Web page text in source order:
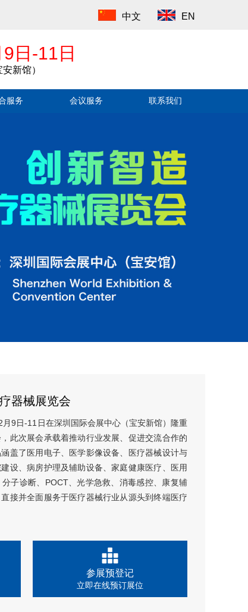
中文 EN
日-11日
新馆）
服务 会议服务 联系我们
器械展览会
9日-11日在深圳国际会展中心（宝安新馆）隆重
此次展会承载着推动行业发展、促进交流合作的
盖了医用电子、医学影像设备、医疗器械设计与
设、病房护理及辅助设备、家庭健康医疗、医用
子诊断、POCT、光学急救、消毒感控、康复辅
接并全面服务于医疗器械行业从源头到终端医疗
参展预登记
立即在线预订展位